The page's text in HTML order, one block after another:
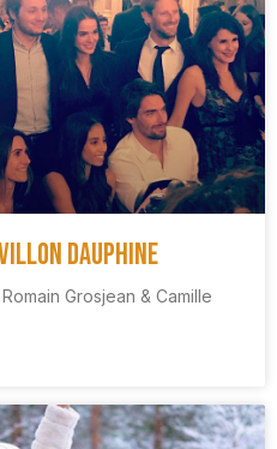
Dauphine
Grosjean & Camille